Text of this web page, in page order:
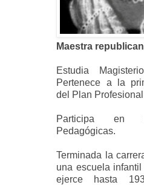
Maestra
Estudia
Pertenece a la
del Plan
Participa en
Pedagógicas.
Terminada la
una escuela
ejerce hasta